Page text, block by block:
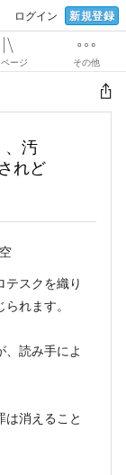
ログイン 新規登録
ージ その他
、汚
れど
スクを織り
れます。
読み手によ
消えること